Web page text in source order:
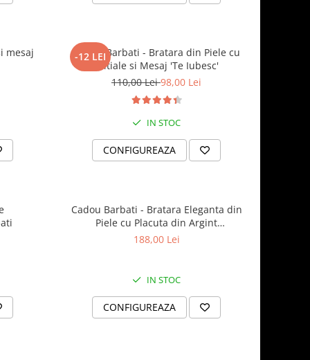
mesaj
-12 LEI
Cadou Barbati - Bratara din Piele cu
Initiale si Mesaj 'Te Iubesc'
110,00 Lei98,00 Lei
IN STOC
CONFIGUREAZA
Cadou Barbati - Bratara Eleganta din
Piele cu Placuta din Argint
Personalizabila
188,00 Lei
IN STOC
CONFIGUREAZA